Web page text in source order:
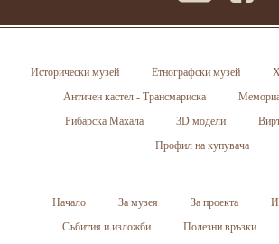
Исторически музей Етнографски музей
Античен кастел - Трансмариска
Рибарска Махала
3D модели
Профил на купувача
Начало За музея За проекта
Събития и изложби
Полезни връзки